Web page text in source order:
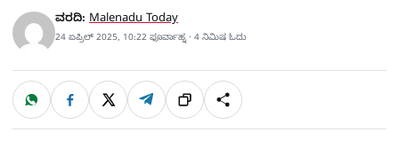
ವರದಿ: Malenadu Today
24 ಏಪ್ರಿಲ್ 2025, 10:22 ಫೂರ್ವಾಹ್ನ · 4 ನಿಮಿಷ ಓದು
ಹಂಚಿಕೊಳ್ಳಿ
W
a
t
F
c
e
X T
l
e
ಲಿಂ
ಕ್
S
h